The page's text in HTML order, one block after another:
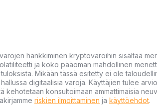
hankkiminen kryptovaroihin sisältää
ja koko pääoman mahdollinen
Mikään tässä esitetty ei ole
digitaalisia varoja. Käyttäjien tulee
kehotetaan konsultoimaan ammattimaisia
riskien ilmoittaminen ja käyttöehdot.